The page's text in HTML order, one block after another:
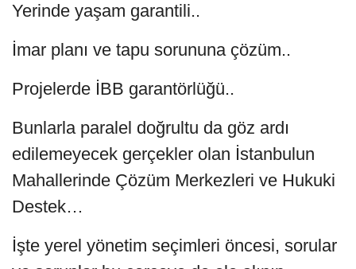
Yerinde yaşam garantili..
İmar planı ve tapu sorununa çözüm..
Projelerde İBB garantörlüğü..
Bunlarla paralel doğrultu da göz ardı
edilemeyecek gerçekler olan İstanbulun
Mahallerinde Çözüm Merkezleri ve Hukuki
Destek…
İşte yerel yönetim seçimleri öncesi, sorular